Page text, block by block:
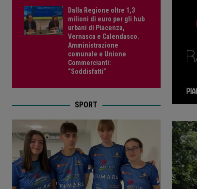
Dalla Regione oltre 1,3
milioni di euro per gli hub
urbani di Piacenza,
Vernasca e Calendasco.
Amministrazione
comunale e Unione
Commercianti:
“Soddisfatti”
SPORT